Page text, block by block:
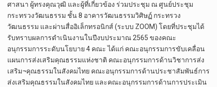
ศาสนา ผู้ทรงคุณวุฒิ และผู้ที่เกี่ยวข้อง ร่วมประชุม ณ ศูนย์ประชุม
กระทรวงวัฒนธรรม ชั้น 8 อาคารวัฒนธรรมวิศิษฏ์ กระทรวง
วัฒนธรรม และผ่านสื่ออิเล็กทรอนิกส์ (ระบบ ZOOM) โดยที่ประชุมได้
รับทราบผลการดำเนินงานในปีงบประมาณ 2565 ของคณะ
อนุกรรมการระดับนโยบาย 4 คณะ ได้แก่ คณะอนุกรรมการขับเคลื่อน
แผนการส่งเสริมคุณธรรมแห่งชาติ คณะอนุกรรมการด้านวิชาการส่ง
เสริม¬คุณธรรมในสังคมไทย คณะอนุกรรมการด้านประชาสัมพันธ์การ
ส่งเสริมคุณธรรมในสังคมไทย และคณะอนุกรรมการด้านการประเมิน